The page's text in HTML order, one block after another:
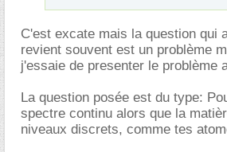
C'est excate mais la question qui
revient souvent est un problème
j'essaie de presenter le problème
La question posée est du type:
spectre continu alors que la
niveaux discrets, comme tes